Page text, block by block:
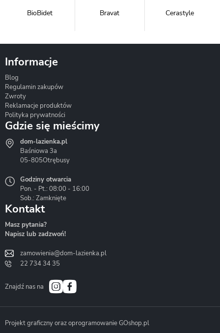
BioBidet Bravat Cerastyle
Hydrostop
Liveno
Bath&Spa
Informacje
Blog
Regulamin zakupów
Zwroty
Reklamacje produktów
Polityka prywatności
Gdzie się mieścimy
dom-lazienka.pl
Baśniowa 3a
05-805Otrębusy
Godziny otwarcia
Pon. - Pt.: 08:00 - 16:00
Sob.: Zamknięte
Kontakt
Masz pytania?
Napisz lub zadzwoń!
zamowienia@dom-lazienka.pl
22 734 34 35
Znajdź nas na
Projekt graficzny oraz oprogramowanie GOshop.pl